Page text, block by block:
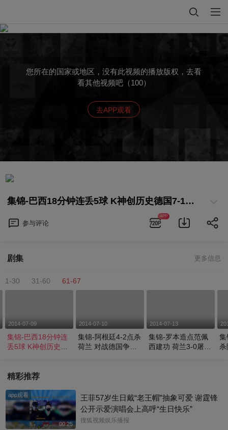
您所在的国家或地区，没有此视频的播放版权，去看
看其他视频吧（100）
去APP观看
集锦-巴西18分钟连丢5球 K神创历史德国7-1晋级
参与评论
APP
剧集 更多信息
1-30 31-60 61-67
2014-07-09
集锦-巴西18分钟连
丢5球 K神创历史德
2014-07-10
集锦-阿根廷4-2点杀
荷兰 对战德国争夺
2014-07-13
集锦-罗本造点范佩
西建功 荷兰3-0屠巴
集
杀
精彩推荐
app观看
00:25
王菲57岁生日戴“老王帽”抽象可爱 谢霆锋
公开示爱演唱会上高呼“生日快乐”
搜狐视频娱乐播报